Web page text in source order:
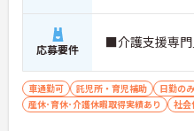
応募要件 ■介護支援専門
車通勤可 託児所・育児補助 日勤のみ
産休･育休･介護休暇取得実績あり
社会